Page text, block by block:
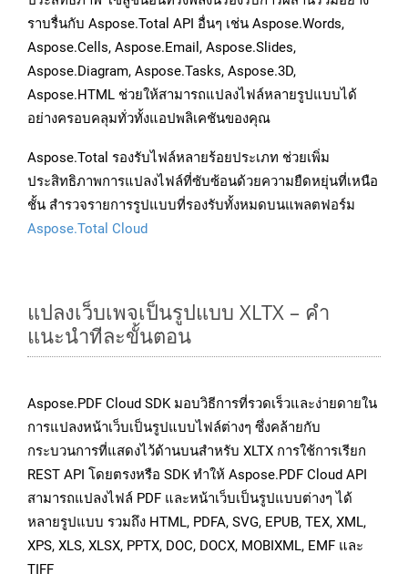
ราบรื่นกับ Aspose.Total API อื่นๆ เช่น Aspose.Words,
Aspose.Cells, Aspose.Email, Aspose.Slides,
Aspose.Diagram, Aspose.Tasks, Aspose.3D,
Aspose.HTML ช่วยให้สามารถแปลงไฟล์หลายรูปแบบได้
อย่างครอบคลุมทั่วทั้งแอปพลิเคชันของคุณ
Aspose.Total รองรับไฟล์หลายร้อยประเภท ช่วยเพิ่ม
ประสิทธิภาพการแปลงไฟล์ที่ซับซ้อนด้วยความยืดหยุ่นที่เหนือ
ชั้น สำรวจรายการรูปแบบที่รองรับทั้งหมดบนแพลตฟอร์ม
Aspose.Total Cloud
แปลงเว็บเพจเป็นรูปแบบ XLTX – คำ
แนะนำทีละขั้นตอน
Aspose.PDF Cloud SDK มอบวิธีการที่รวดเร็วและง่ายดายใน
การแปลงหน้าเว็บเป็นรูปแบบไฟล์ต่างๆ ซึ่งคล้ายกับ
กระบวนการที่แสดงไว้ด้านบนสำหรับ XLTX การใช้การเรียก
REST API โดยตรงหรือ SDK ทำให้ Aspose.PDF Cloud API
สามารถแปลงไฟล์ PDF และหน้าเว็บเป็นรูปแบบต่างๆ ได้
หลายรูปแบบ รวมถึง HTML, PDFA, SVG, EPUB, TEX, XML,
XPS, XLS, XLSX, PPTX, DOC, DOCX, MOBIXML, EMF และ
TIFF